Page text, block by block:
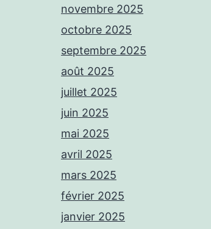
novembre 2025
octobre 2025
septembre 2025
août 2025
juillet 2025
juin 2025
mai 2025
avril 2025
mars 2025
février 2025
janvier 2025